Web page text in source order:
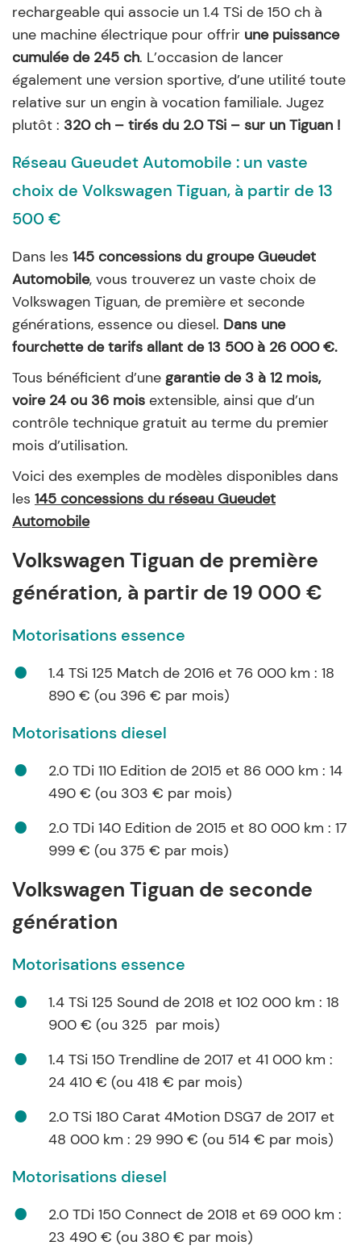
rechargeable qui associe un 1.4 TSi de 150 ch à
une machine électrique pour offrir une puissance
cumulée de 245 ch. L’occasion de lancer
également une version sportive, d’une utilité toute
relative sur un engin à vocation familiale. Jugez
plutôt : 320 ch – tirés du 2.0 TSi – sur un Tiguan !
Réseau Gueudet Automobile : un vaste
choix de Volkswagen Tiguan, à partir de 13
500 €
Dans les 145 concessions du groupe Gueudet
Automobile, vous trouverez un vaste choix de
Volkswagen Tiguan, de première et seconde
générations, essence ou diesel. Dans une
fourchette de tarifs allant de 13 500 à 26 000 €.
Tous bénéficient d’une garantie de 3 à 12 mois,
voire 24 ou 36 mois extensible, ainsi que d’un
contrôle technique gratuit au terme du premier
mois d’utilisation.
Voici des exemples de modèles disponibles dans
les 145 concessions du réseau Gueudet
Automobile
Volkswagen Tiguan de première
génération, à partir de 19 000 €
Motorisations essence
1.4 TSi 125 Match de 2016 et 76 000 km : 18
890 € (ou 396 € par mois)
Motorisations diesel
2.0 TDi 110 Edition de 2015 et 86 000 km : 14
490 € (ou 303 € par mois)
2.0 TDi 140 Edition de 2015 et 80 000 km : 17
999 € (ou 375 € par mois)
Volkswagen Tiguan de seconde
génération
Motorisations essence
1.4 TSi 125 Sound de 2018 et 102 000 km : 18
900 € (ou 325 par mois)
1.4 TSi 150 Trendline de 2017 et 41 000 km :
24 410 € (ou 418 € par mois)
2.0 TSi 180 Carat 4Motion DSG7 de 2017 et
48 000 km : 29 990 € (ou 514 € par mois)
Motorisations diesel
2.0 TDi 150 Connect de 2018 et 69 000 km :
23 490 € (ou 380 € par mois)